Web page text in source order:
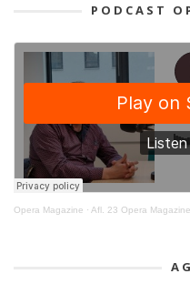
PODCAST
Opera Magazine · Afl. 23 Opera